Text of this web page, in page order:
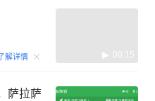
解详情 00:15
萨拉萨